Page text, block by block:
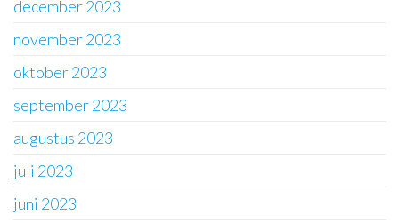
december 2023
november 2023
oktober 2023
september 2023
augustus 2023
juli 2023
juni 2023